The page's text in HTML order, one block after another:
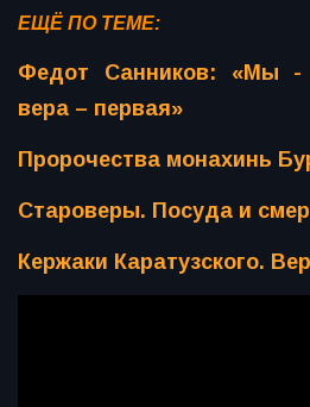
ЕЩЁ ПО ТЕМЕ:
Федот Санников: «Мы -
вера – первая»
Пророчества монахинь
Староверы. Посуда и
Кержаки Каратузского.